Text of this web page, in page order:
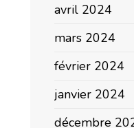
avril 2024
mars 2024
février 2024
janvier 2024
décembre